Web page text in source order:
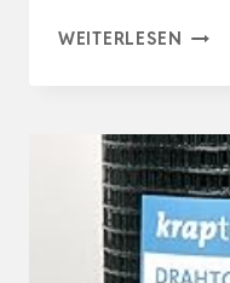
WEITERLESEN
MIT
–